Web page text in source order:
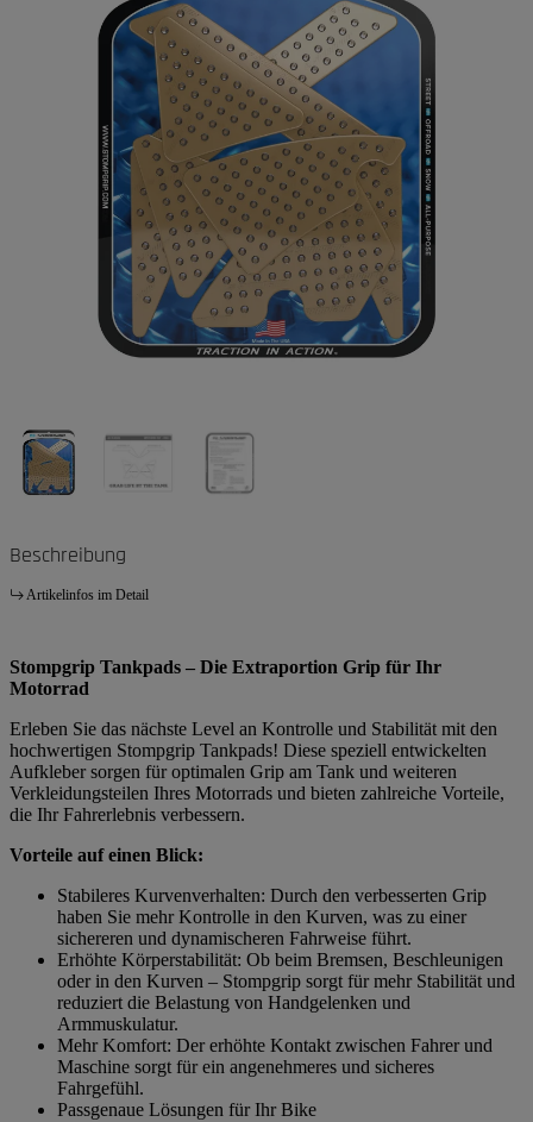
Beschreibung
Artikelinfos im Detail
Stompgrip Tankpads – Die Extraportion Grip für Ihr
Motorrad
Erleben Sie das nächste Level an Kontrolle und Stabilität mit den
hochwertigen Stompgrip Tankpads! Diese speziell entwickelten
Aufkleber sorgen für optimalen Grip am Tank und weiteren
Verkleidungsteilen Ihres Motorrads und bieten zahlreiche Vorteile,
die Ihr Fahrerlebnis verbessern.
Vorteile auf einen Blick:
Stabileres Kurvenverhalten: Durch den verbesserten Grip
haben Sie mehr Kontrolle in den Kurven, was zu einer
sichereren und dynamischeren Fahrweise führt.
Erhöhte Körperstabilität: Ob beim Bremsen, Beschleunigen
oder in den Kurven – Stompgrip sorgt für mehr Stabilität und
reduziert die Belastung von Handgelenken und
Armmuskulatur.
Mehr Komfort: Der erhöhte Kontakt zwischen Fahrer und
Maschine sorgt für ein angenehmeres und sicheres
Fahrgefühl.
Passgenaue Lösungen für Ihr Bike